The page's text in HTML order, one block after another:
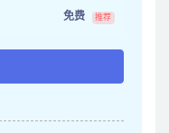
免费 推荐